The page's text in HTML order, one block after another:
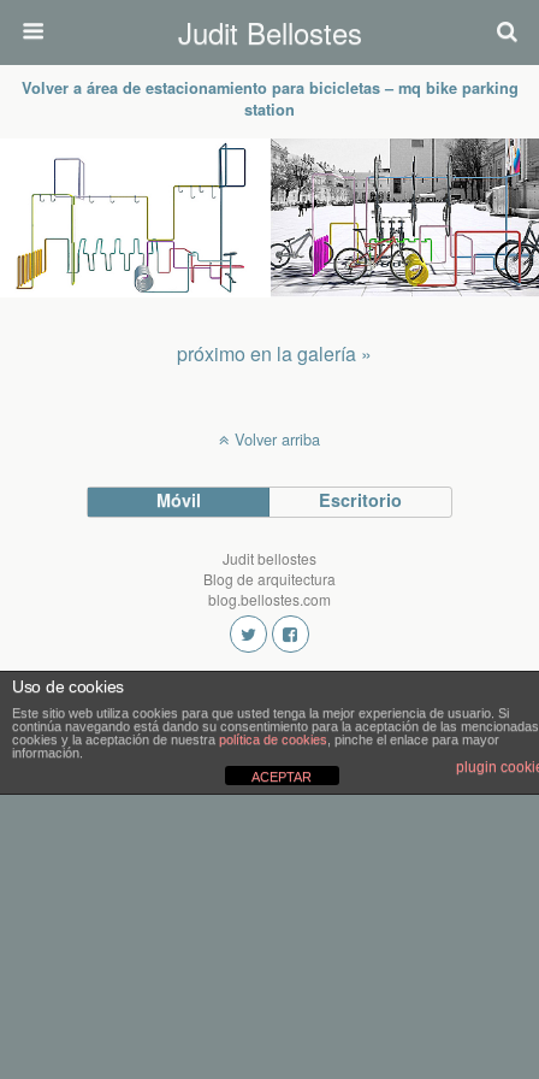
Judit Bellostes
Volver a área de estacionamiento para bicicletas – mq bike parking
station
próximo en la galería »
Volver arriba
Móvil Escritorio
Judit bellostes
Blog de arquitectura
blog.bellostes.com
Uso de cookies
Este sitio web utiliza cookies para que usted tenga la mejor experiencia de usuario. Si
continúa navegando está dando su consentimiento para la aceptación de las mencionadas
cookies y la aceptación de nuestra política de cookies , pinche el enlace para mayor
información.
plugin
ACEPTAR